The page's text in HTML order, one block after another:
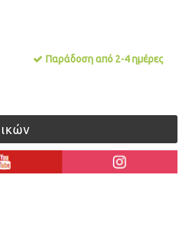
Παράδοση από 2-4 ημέρες